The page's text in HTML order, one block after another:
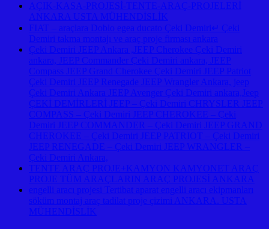
AÇIK-KASA-PROJESİ-TENTE-ARAÇ-PROJELERİ
ANKARA USTA MÜHENDİSLİK
FIAT – araçlara Doblo egea ducato Çeki Demiri↵ Çeki
Demiri takma montajı ve araç proje firması ankara
Çeki Demiri JEEP Ankara ,JEEP Cherokee Çeki Demiri
ankara, JEEP Commander Çeki Demiri ankara, JEEP
Compass JEEP Grand Cherokee Çeki Demiri JEEP Patriot
Çeki Demiri JEEP Renegade JEEP Wrangler Ankara, jeep
Çeki Demiri Ankara JEEP Avenger Çeki Demiri ankara,Jeep
ÇEKİ DEMİRLERİ JEEP – Çeki Demiri CHRYSLER JEEP
COMPASS – Çeki Demiri JEEP CHEROKEE – Çeki
Demiri JEEP COMMANDER – Çeki Demiri JEEP GRAND
CHEROKEE – Çeki Demiri JEEP PATRIOT – Çeki Demiri
JEEP RENEGADE – Çeki Demiri JEEP WRANGLER –
Çeki Demiri Ankara,
TENTE ARAÇ PROJE+KAMYON KAMYONET ARAÇ
PROJE TÜM ARAÇLARIN ARAÇ PROJESİ ANKARA
engelli aracı projesi Tertibat aparat engelli aracı ekipmanları
söküm montaj araç tadilat proje çizimi ANKARA. USTA
MÜHENDİSLİK